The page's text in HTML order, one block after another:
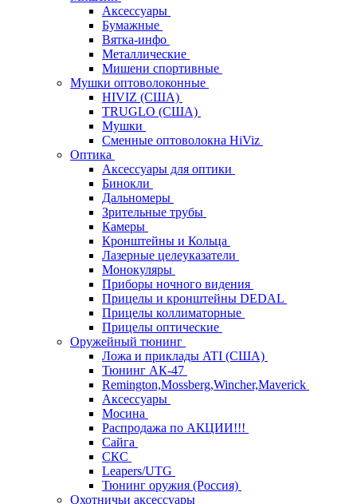
Аксессуары
Бумажные
Вятка-инфо
Металлические
Мишени спортивные
Мушки оптоволоконные
HIVIZ (США)
TRUGLO (США)
Мушки
Сменные оптоволокна HiViz
Оптика
Аксессуары для оптики
Бинокли
Дальномеры
Зрительные трубы
Камеры
Кронштейны и Кольца
Лазерные целеуказатели
Монокуляры
Приборы ночного видения
Прицелы и кронштейны DEDAL
Прицелы коллиматорные
Прицелы оптические
Оружейный тюнинг
Ложа и приклады ATI (США)
Тюнинг АК-47
Remington,Mossberg,Wincher,Maverick
Аксессуары
Мосина
Распродажа по АКЦИИ!!!
Сайга
СКС
Leapers/UTG
Тюнинг оружия (Россия)
Охотничьи аксессуары